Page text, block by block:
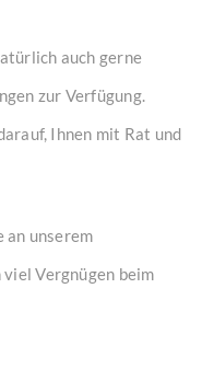
auch gerne
zur Verfügung.
Ihnen mit Rat und
an unserem
Vergnügen beim